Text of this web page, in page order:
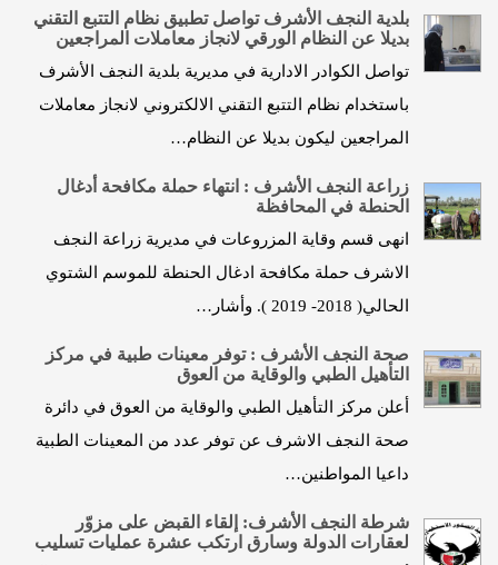
بلدية النجف الأشرف تواصل تطبيق نظام التتبع التقني
بديلا عن النظام الورقي لانجاز معاملات المراجعين
تواصل الكوادر الادارية في مديرية بلدية النجف الأشرف
باستخدام نظام التتبع التقني الالكتروني لانجاز معاملات
المراجعين ليكون بديلا عن النظام…
زراعة النجف الأشرف : انتهاء حملة مكافحة أدغال
الحنطة في المحافظة
انهى قسم وقاية المزروعات في مديرية زراعة النجف
الاشرف حملة مكافحة ادغال الحنطة للموسم الشتوي
الحالي( 2018- 2019 ). وأشار…
صحة النجف الأشرف : توفر معينات طبية في مركز
التأهيل الطبي والوقاية من العوق
أعلن مركز التأهيل الطبي والوقاية من العوق في دائرة
صحة النجف الاشرف عن توفر عدد من المعينات الطبية
داعيا المواطنين…
شرطة النجف الأشرف: إلقاء القبض على مزوّر
لعقارات الدولة وسارق ارتكب عشرة عمليات تسليب